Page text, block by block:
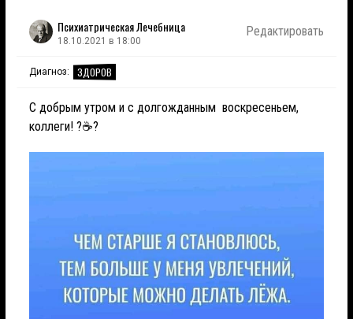
Психиатрическая Лечебница
18.10.2021 в 18:00
Редактировать
Диагноз: ЗДОРОВ
С добрым утром и с долгожданным воскресеньем,
коллеги! ?☕️?